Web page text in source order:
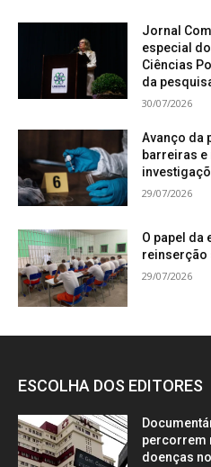
Jornal
especial
Ciências
da
30/07/2026
Avanço da
barreiras e
29/07/2026
O papel da
reinserção
29/07/2026
ESCOLHA DOS EDITORES
percorrem
doenças no